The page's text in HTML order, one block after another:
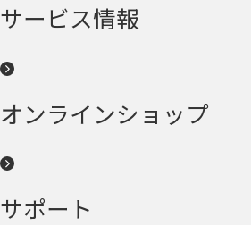
サービス情報
オンラインショップ
サポート